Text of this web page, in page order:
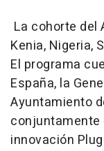
La cohorte del
Kenia, Nigeria,
El programa
España, la
Ayuntamiento
conjuntamente
innovación